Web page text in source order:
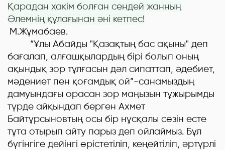
Қарадан хакім болған сендей жанның
Әлемнің құлағынан әні кетпес!
М.Жұмабаев.
“Ұлы Абайды "Қазақтың бас ақыны" деп
бағалап, алғашқылардың бірі болып оның
ақындық зор тұлғасын дәл сипаттап, әдебиет,
мәдениет пен қоғамдық ой”-санамыздың
дамуындағы орасан зор маңызын тұжырымды
түрде айқындап берген Ахмет
Байтұрсыновтың осы бір нұсқалы сөзін есте
тұта отырып айту парыз деп ойлаймыз. Бұл
бүгінгіге дейінгі өрістетіліп, кеңейтіліп, әртүрлі